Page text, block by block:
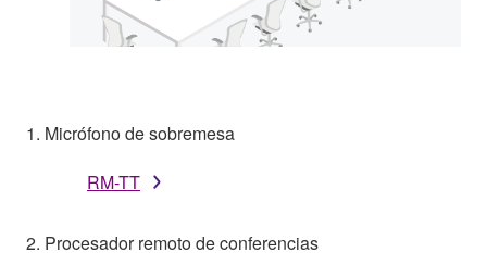
1. Micrófono de sobremesa
RM-TT
2. Procesador remoto de conferencias